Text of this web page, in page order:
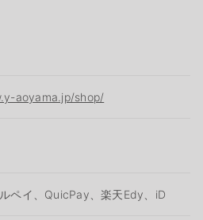
aoyama.jp/shop/
ペイ、QuicPay、楽天Edy、iD